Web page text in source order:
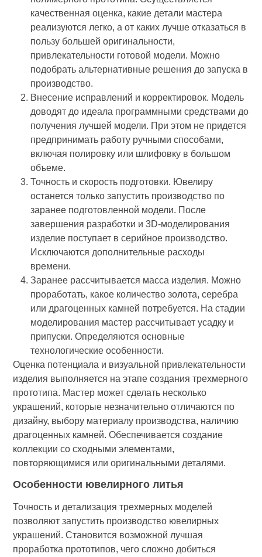
качественная оценка, какие детали мастера
реализуются легко, а от каких лучше отказаться в
пользу большей оригинальности,
привлекательности готовой модели. Можно
подобрать альтернативные решения до запуска в
производство.
Внесение исправлений и корректировок. Модель
доводят до идеала программными средствами до
получения лучшей модели. При этом не придется
предпринимать работу ручными способами,
включая полировку или шлифовку в большом
объеме.
Точность и скорость подготовки. Ювелиру
останется только запустить производство по
заранее подготовленной модели. После
завершения разработки и 3D-моделирования
изделие поступает в серийное производство.
Исключаются дополнительные расходы
времени.
Заранее рассчитывается масса изделия. Можно
проработать, какое количество золота, серебра
или драгоценных камней потребуется. На стадии
моделирования мастер рассчитывает усадку и
припуски. Определяются основные
технологические особенности.
Оценка потенциала и визуальной привлекательности
изделия выполняется на этапе создания трехмерного
прототипа. Мастер может сделать несколько
украшений, которые незначительно отличаются по
дизайну, выбору материалу производства, наличию
драгоценных камней. Обеспечивается создание
коллекции со сходными элементами,
повторяющимися или оригинальными деталями.
Особенности ювелирного литья
Точность и детализация трехмерных моделей
позволяют запустить производство ювелирных
украшений. Становится возможной лучшая
проработка прототипов, чего сложно добиться